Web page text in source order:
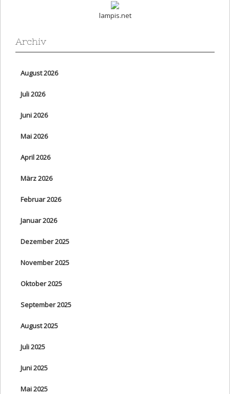
lampis.net
Archiv
August 2026
Juli 2026
Juni 2026
Mai 2026
April 2026
März 2026
Februar 2026
Januar 2026
Dezember 2025
November 2025
Oktober 2025
September 2025
August 2025
Juli 2025
Juni 2025
Mai 2025